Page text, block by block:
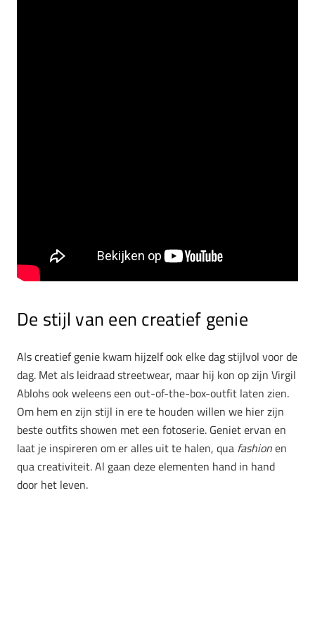
De stijl van een creatief genie
Als creatief genie kwam hijzelf ook elke dag stijlvol voor de
dag. Met als leidraad streetwear, maar hij kon op zijn Virgil
Ablohs ook weleens een out-of-the-box-outfit laten zien.
Om hem en zijn stijl in ere te houden willen we hier zijn
beste outfits showen met een fotoserie. Geniet ervan en
laat je inspireren om er alles uit te halen, qua fashionen
qua creativiteit. Al gaan deze elementen hand in hand
door het leven.